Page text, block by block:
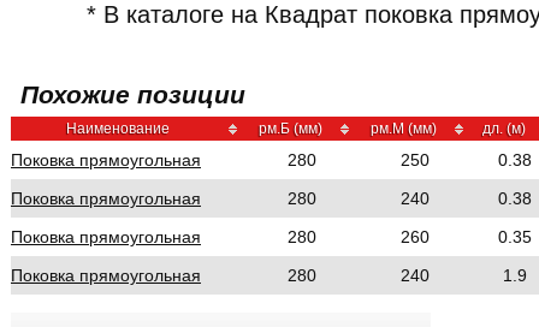
* В каталоге на Квадрат поковка
Похожие позиции
Наименование рм.Б (мм) рм.М (мм) дл. (м)
Поковка прямоугольная 280 250
0.38
Поковка прямоугольная
280 240
0.38
Поковка прямоугольная
280 260
0.35
Поковка прямоугольная
280 240 1.9